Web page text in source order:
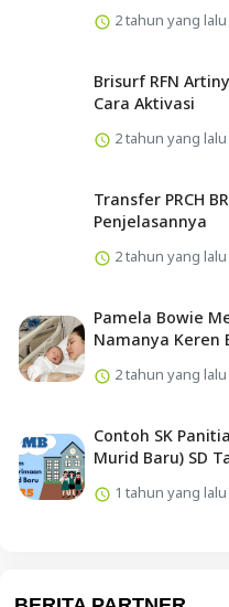
2 tahun yang lalu
Brisurf RFN
Cara Aktivasi
2 tahun yang lalu
Transfer PRCH
Penjelasannya
2 tahun yang lalu
Pamela Bowie
Namanya Keren
2 tahun yang lalu
Contoh SK
Murid Baru) SD
1 tahun yang lalu